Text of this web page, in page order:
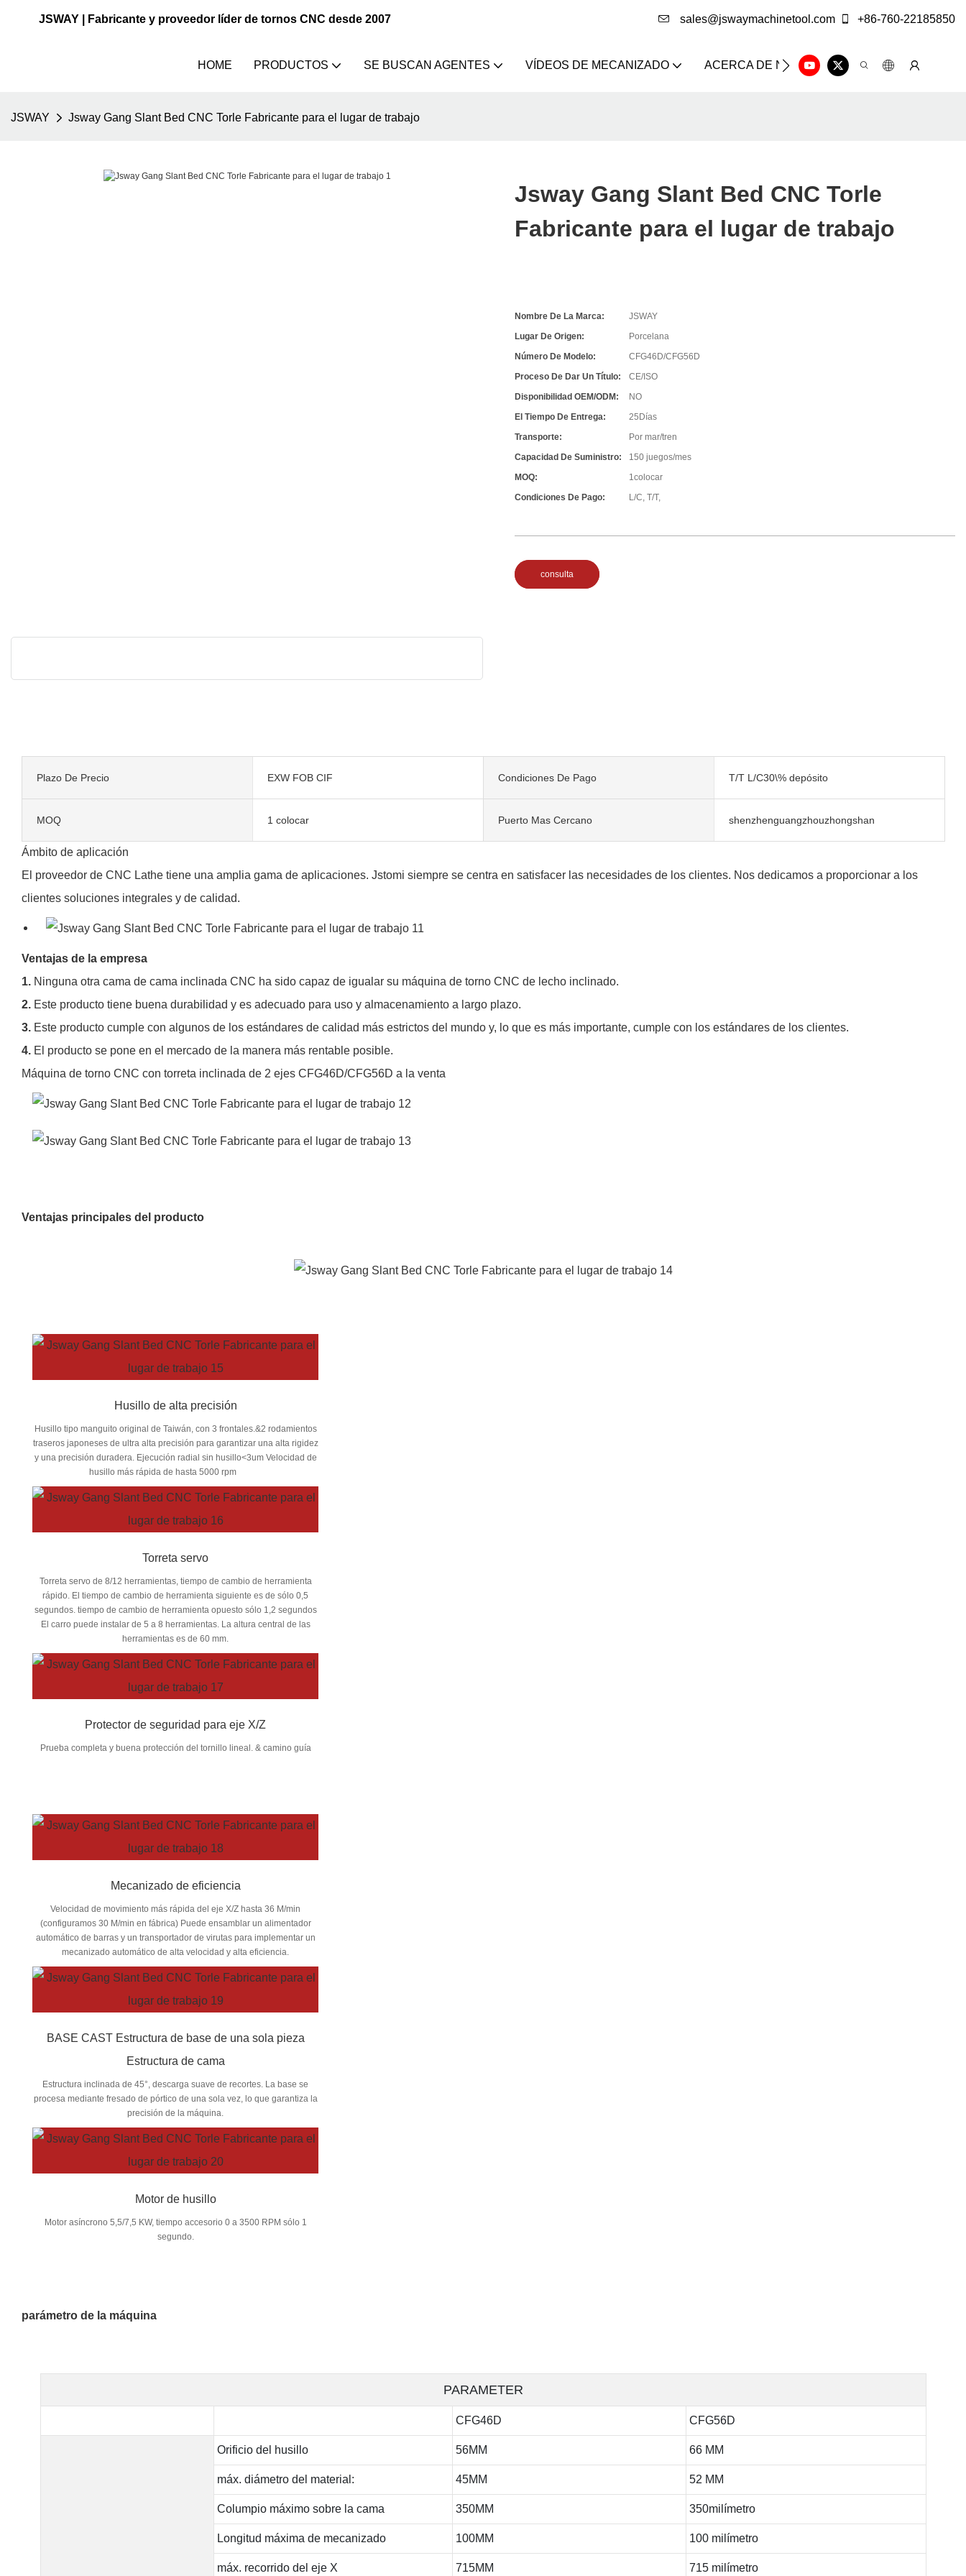
JSWAY | Fabricante y proveedor líder de tornos CNC desde 2007 sales@jswaymachinetool.com +86-760-22185850
HOME PRODUCTOS SE BUSCAN AGENTES VÍDEOS DE MECANIZADO ACERCA DE NOSOTROS SOLUCIÓN
JSWAY Jsway Gang Slant Bed CNC Torle Fabricante para el lugar de trabajo
Jsway Gang Slant Bed CNC Torle
Fabricante para el lugar de trabajo
Nombre De La Marca:
JSWAY
Lugar De Origen:
Porcelana
Número De Modelo:
CFG46D/CFG56D
Proceso De Dar Un Título:
CE/ISO
Disponibilidad OEM/ODM:
NO
El Tiempo De Entrega:
25Días
Transporte:
Por mar/tren
Capacidad De Suministro:
150 juegos/mes
MOQ:
1colocar
Condiciones De Pago:
L/C, T/T,
consulta
Plazo De Precio EXW FOB CIF Condiciones De Pago T/T L/C30\% depósito
MOQ 1 colocar Puerto Mas Cercano shenzhenguangzhouzhongshan
Ámbito de aplicación
El proveedor de CNC Lathe tiene una amplia gama de aplicaciones. Jstomi siempre se centra en satisfacer las necesidades de los clientes. Nos dedicamos a proporcionar a los
clientes soluciones integrales y de calidad.
Ventajas de la empresa
1. Ninguna otra cama de cama inclinada CNC ha sido capaz de igualar su máquina de torno CNC de lecho inclinado.
2. Este producto tiene buena durabilidad y es adecuado para uso y almacenamiento a largo plazo.
3. Este producto cumple con algunos de los estándares de calidad más estrictos del mundo y, lo que es más importante, cumple con los estándares de los clientes.
4. El producto se pone en el mercado de la manera más rentable posible.
Máquina de torno CNC con torreta inclinada de 2 ejes CFG46D/CFG56D a la venta
Ventajas principales del producto
Husillo de alta precisión
Husillo tipo manguito original de Taiwán, con 3 frontales.&2 rodamientos
traseros japoneses de ultra alta precisión para garantizar una alta rigidez
y una precisión duradera. Ejecución radial sin husillo<3um Velocidad de
husillo más rápida de hasta 5000 rpm
Torreta servo
Torreta servo de 8/12 herramientas, tiempo de cambio de herramienta
rápido. El tiempo de cambio de herramienta siguiente es de sólo 0,5
segundos. tiempo de cambio de herramienta opuesto sólo 1,2 segundos
El carro puede instalar de 5 a 8 herramientas. La altura central de las
herramientas es de 60 mm.
Protector de seguridad para eje X/Z
Prueba completa y buena protección del tornillo lineal. & camino guía
Mecanizado de eficiencia
Velocidad de movimiento más rápida del eje X/Z hasta 36 M/min
(configuramos 30 M/min en fábrica) Puede ensamblar un alimentador
automático de barras y un transportador de virutas para implementar un
mecanizado automático de alta velocidad y alta eficiencia.
BASE CAST Estructura de base de una sola pieza
Estructura de cama
Estructura inclinada de 45°, descarga suave de recortes. La base se
procesa mediante fresado de pórtico de una sola vez, lo que garantiza la
precisión de la máquina.
Motor de husillo
Motor asíncrono 5,5/7,5 KW, tiempo accesorio 0 a 3500 RPM sólo 1
segundo.
parámetro de la máquina
PARAMETER
CFG46D CFG56D
Orificio del husillo 56MM 66 MM
máx. diámetro del material: 45MM 52 MM
Columpio máximo sobre la cama 350MM 350milímetro
Longitud máxima de mecanizado 100MM 100 milímetro
máx. recorrido del eje X 715MM 715 milímetro